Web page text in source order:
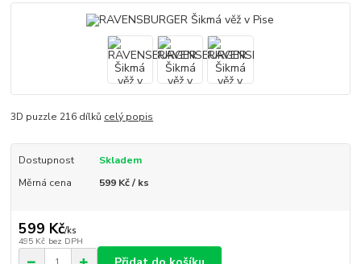
3D puzzle 216 dílků celý popis
Dostupnost
Skladem
Měrná cena
599 Kč / ks
599 Kč/ks
495 Kč bez DPH